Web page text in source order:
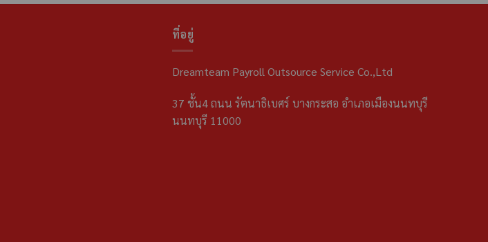
ที่อยู่
Dreamteam Payroll Outsource Service Co.,Ltd
37 ชั้น4 ถนน รัตนาธิเบศร์ บางกระสอ อำเภอเมืองนนทบุรี
นนทบุรี 11000